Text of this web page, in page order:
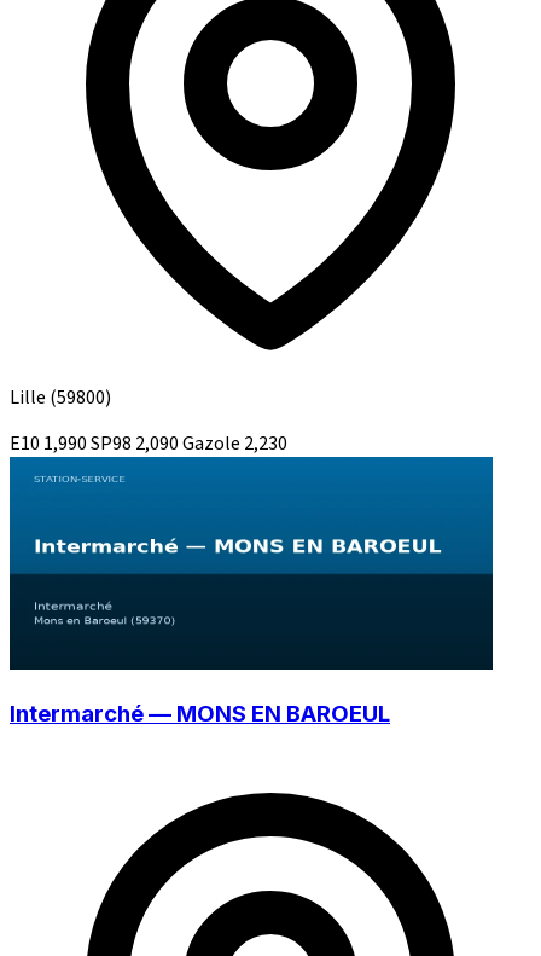
Lille (59800)
E10 1,990SP98 2,090Gazole 2,230
Intermarché — MONS EN BAROEUL